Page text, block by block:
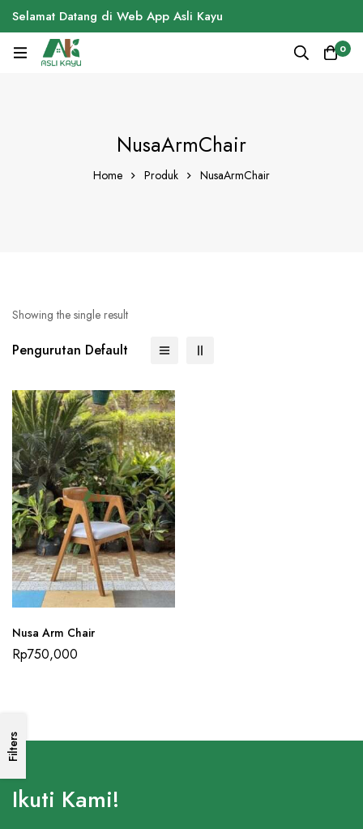
Selamat Datang di Web App Asli Kayu
0
NusaArmChair
Home Produk NusaArmChair
Filters
Showing the single result
Pengurutan Default
Nusa Arm Chair
Rp750,000
Ikuti Kami!